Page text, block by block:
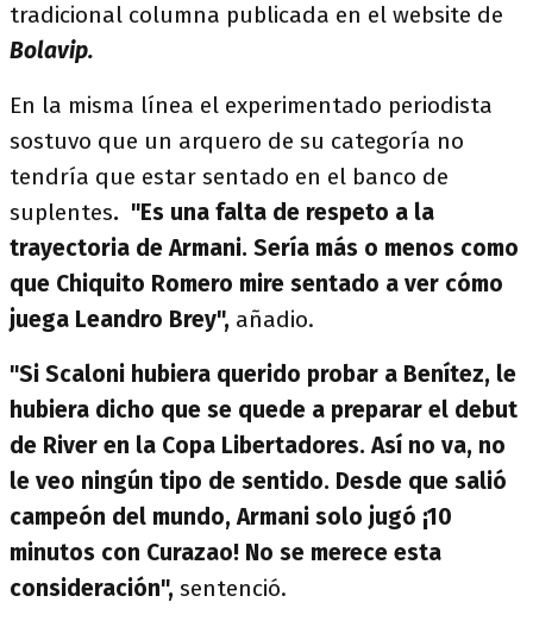
tradicional columna publicada en el website de
Bolavip.
En la misma línea el experimentado periodista
sostuvo que un arquero de su categoría no
tendría que estar sentado en el banco de
suplentes. "Es una falta de respeto a la
trayectoria de Armani. Sería más o menos como
que Chiquito Romero mire sentado a ver cómo
juega Leandro Brey", añadio.
"Si Scaloni hubiera querido probar a Benítez, le
hubiera dicho que se quede a preparar el debut
de River en la Copa Libertadores. Así no va, no
le veo ningún tipo de sentido. Desde que salió
campeón del mundo, Armani solo jugó ¡10
minutos con Curazao! No se merece esta
consideración", sentenció.